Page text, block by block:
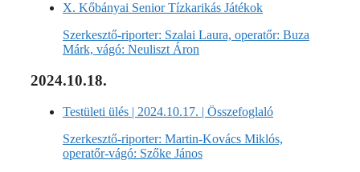
X. Kőbányai Senior Tízkarikás Játékok
Szerkesztő-riporter: Szalai Laura, operatőr: Buza
Márk, vágó: Neuliszt Áron
2024.10.18.
Testületi ülés | 2024.10.17. | Összefoglaló
Szerkesztő-riporter: Martin-Kovács Miklós,
operatőr-vágó: Szőke János